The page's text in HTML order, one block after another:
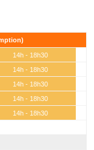
14h - 18h30
14h - 18h30
14h - 18h30
14h - 18h30
14h - 18h30